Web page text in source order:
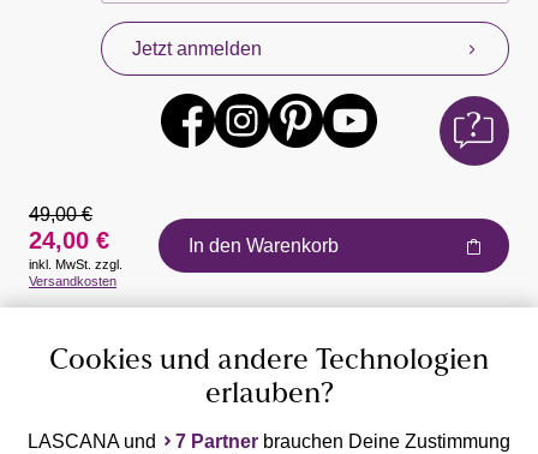
Jetzt anmelden
Auszeichnungen
49,00 €
24,00 €
inkl. MwSt. zzgl.
Versandkosten
In den Warenkorb
Cookies und andere Technologien
erlauben?
LASCANA und 7 Partner brauchen Deine Zustimmung